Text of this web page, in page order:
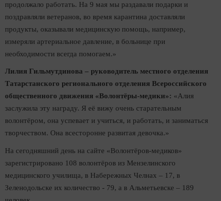
продолжало работать. На 9 мая мы раздавали подарки и
поздравляли ветеранов, во время карантина доставляли
продукты, оказывали медицинскую помощь, например,
измеряли артериальное давление, в больнице при
необходимости всегда помогаем.»
Лилия Гильмутдинова – руководитель местного отделения
Татарстанского регионального отделения Всероссийского
общественного движения «Волонтёры-медики»: «Алия
заслужила эту награду. Я её вижу очень старательным
волонтёром, она успевает и учиться, и работать, и заниматься
творчеством. Она всесторонне развитая девочка.»
На сегодняшний день на сайте «Волонтёров-медиков»
зарегистрировано 108 волонтёров из Мензелинского
медицинского училища, в Набережных Челнах – 17, в
Зеленодольске их количество - 79, а в Альметьевске – 189